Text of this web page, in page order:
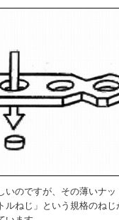
いのですが、その薄いナ
ルねじ」という規格のね